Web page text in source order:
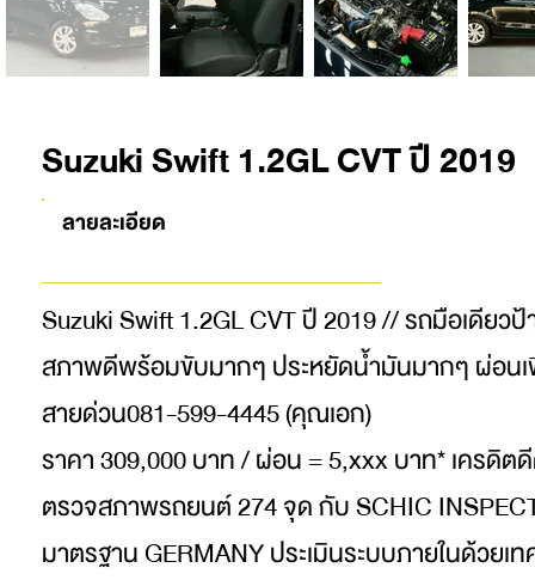
Suzuki Swift 1.2GL CVT ปี 2019
ลายละเอียด
Suzuki Swift 1.2GL CVT ปี 2019 // รถมือเดียว
สภาพดีพร้อมขับมากๆ ประหยัดน้ำมันมากๆ ผ่อน
สายด่วน081-599-4445 (คุณเอก)
ราคา 309,000 บาท / ผ่อน = 5,xxx บาท* เครดิต
ตรวจสภาพรถยนต์ 274 จุด กับ SCHIC
มาตรฐาน GERMANY ประเมินระบบภายในด้วยเ